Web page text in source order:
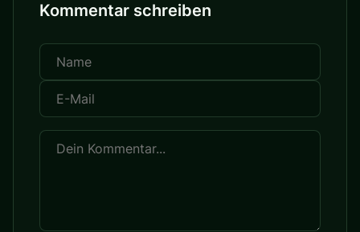
Kommentar schreiben